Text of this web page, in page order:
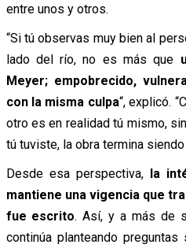
entre unos y otros.
“Si tú observas muy bien al
lado del río, no es más que
Meyer; empobrecido,
con la misma culpa“, explicó.
otro es en realidad tú mismo,
tú tuviste, la obra termina
Desde esa perspectiva, la
mantiene una vigencia que
fue escrito. Así, y a más de
continúa planteando